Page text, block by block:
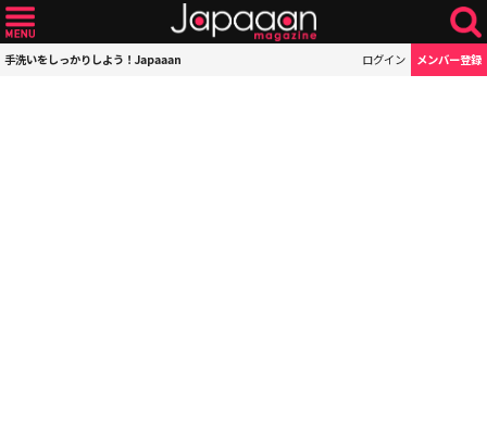
手洗いをしっかりしよう！Japaaan ログイン メンバー登録